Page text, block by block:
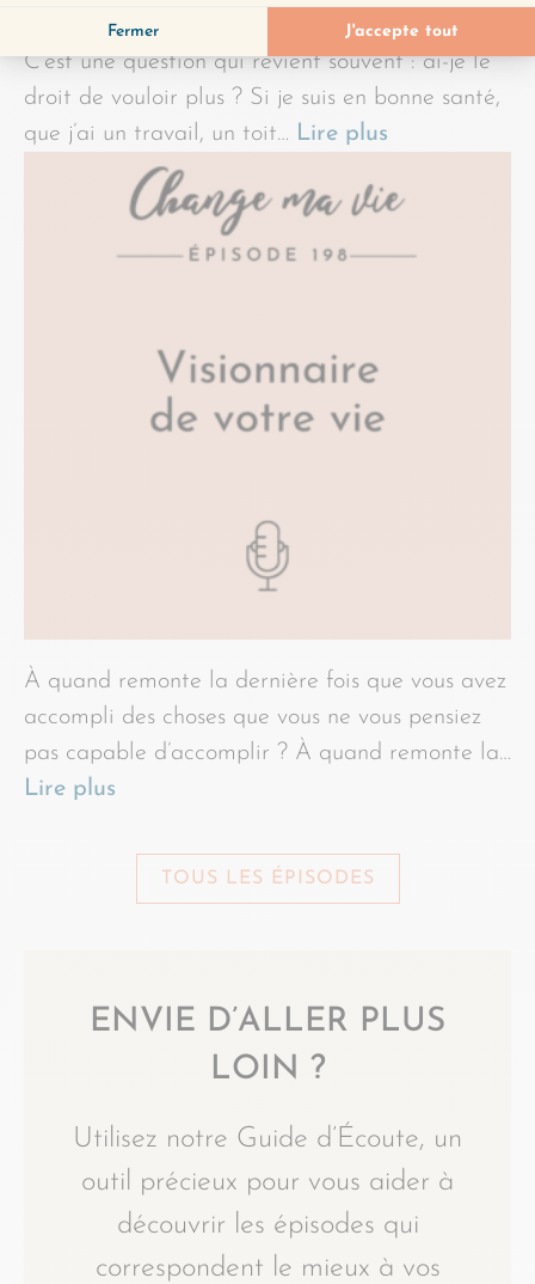
C’est une question qui revient souvent : ai-je le
droit de vouloir plus ? Si je suis en bonne santé,
que j’ai un travail, un toit… Lire plus
À quand remonte la dernière fois que vous avez
accompli des choses que vous ne vous pensiez
pas capable d’accomplir ? À quand remonte la…
Lire plus
TOUS LES ÉPISODES
ENVIE D’ALLER PLUS
LOIN ?
Utilisez notre Guide d’Écoute, un
outil précieux pour vous aider à
découvrir les épisodes qui
correspondent le mieux à vos